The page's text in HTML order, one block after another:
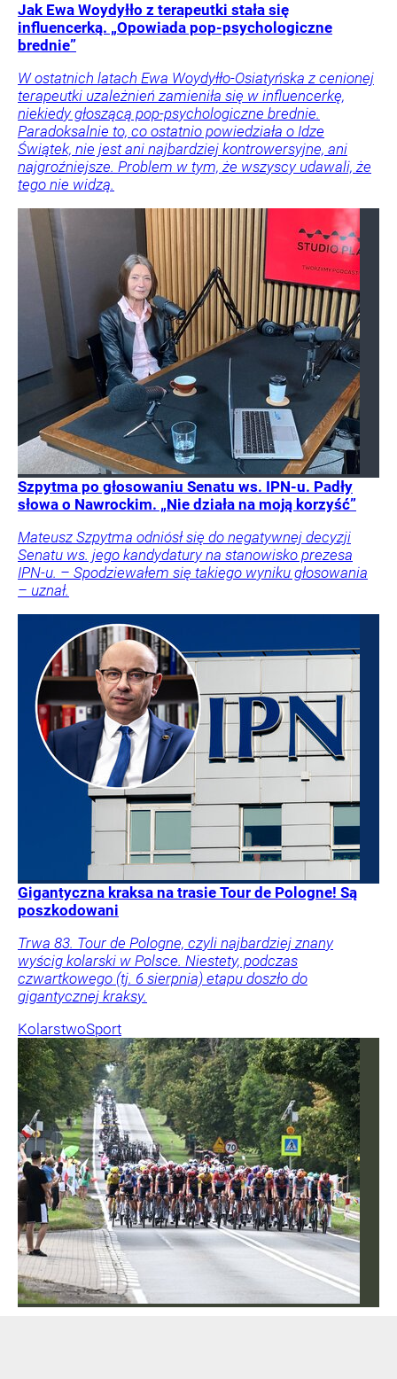
Jak Ewa Woydyłło z terapeutki stała się
influencerką. „Opowiada pop-psychologiczne
brednie”
W ostatnich latach Ewa Woydyłło-Osiatyńska z cenionej
terapeutki uzależnień zamieniła się w influencerkę,
niekiedy głoszącą pop-psychologiczne brednie.
Paradoksalnie to, co ostatnio powiedziała o Idze
Świątek, nie jest ani najbardziej kontrowersyjne, ani
najgroźniejsze. Problem w tym, że wszyscy udawali, że
tego nie widzą.
Szpytma po głosowaniu Senatu ws. IPN-u. Padły
słowa o Nawrockim. „Nie działa na moją korzyść”
Mateusz Szpytma odniósł się do negatywnej decyzji
Senatu ws. jego kandydatury na stanowisko prezesa
IPN-u. – Spodziewałem się takiego wyniku głosowania
– uznał.
Gigantyczna kraksa na trasie Tour de Pologne! Są
poszkodowani
Trwa 83. Tour de Pologne, czyli najbardziej znany
wyścig kolarski w Polsce. Niestety, podczas
czwartkowego (tj. 6 sierpnia) etapu doszło do
gigantycznej kraksy.
KolarstwoSport